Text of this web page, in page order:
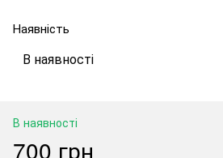
Наявність
В наявності
В наявності
700 грн